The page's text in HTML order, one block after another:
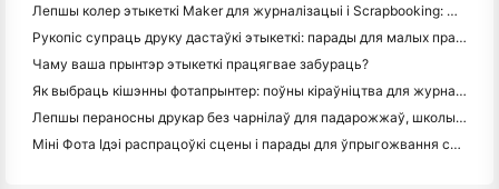
Лепшы колер этыкеткі Maker для журналізацыі і Scrapbooking: Дадаць больш колеру на кожную старонку
Рукопіс супраць друку дастаўкі этыкеткі: парады для малых прадпрыемстваў у 2026 годзе
Чаму ваша прынтэр этыкеткі працягвае забураць?
Як выбраць кішэнны фотапрынтер: поўны кіраўніцтва для журналістаў, падарожжаў і карыстальнікаў iPhone
Лепшы пераносны друкар без чарнілаў для падарожжаў, школы і мабільнай працы: Hanin MT620 Pro Review
Міні Фота Ідэі распрацоўкі сцены і парады для ўпрыгожвання спальні і спальні